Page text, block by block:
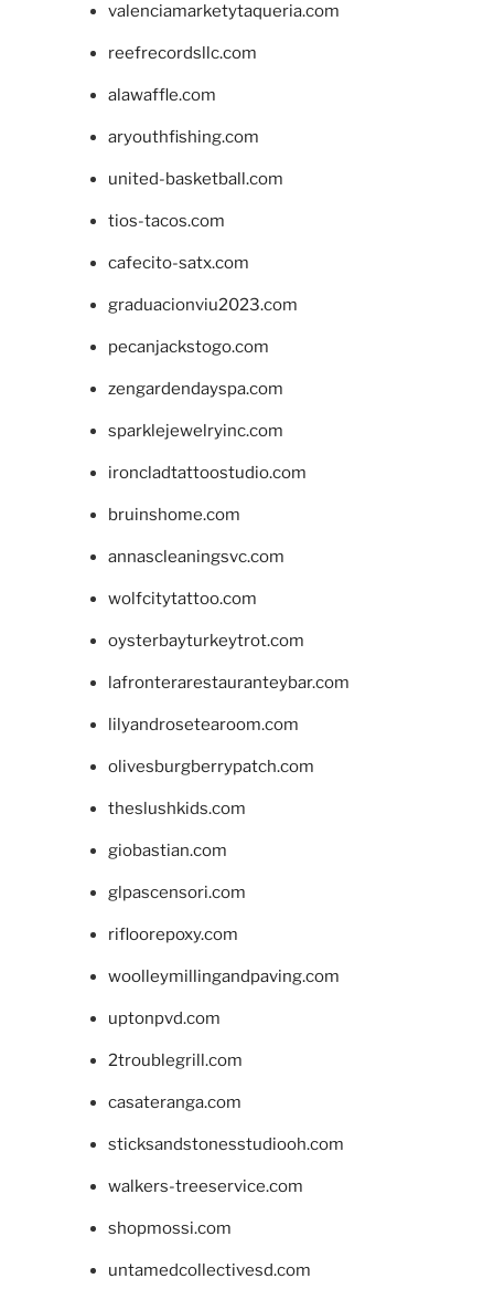
valenciamarketytaqueria.com
reefrecordsllc.com
alawaffle.com
aryouthfishing.com
united-basketball.com
tios-tacos.com
cafecito-satx.com
graduacionviu2023.com
pecanjackstogo.com
zengardendayspa.com
sparklejewelryinc.com
ironcladtattoostudio.com
bruinshome.com
annascleaningsvc.com
wolfcitytattoo.com
oysterbayturkeytrot.com
lafronterarestauranteybar.com
lilyandrosetearoom.com
olivesburgberrypatch.com
theslushkids.com
giobastian.com
glpascensori.com
rifloorepoxy.com
woolleymillingandpaving.com
uptonpvd.com
2troublegrill.com
casateranga.com
sticksandstonesstudiooh.com
walkers-treeservice.com
shopmossi.com
untamedcollectivesd.com